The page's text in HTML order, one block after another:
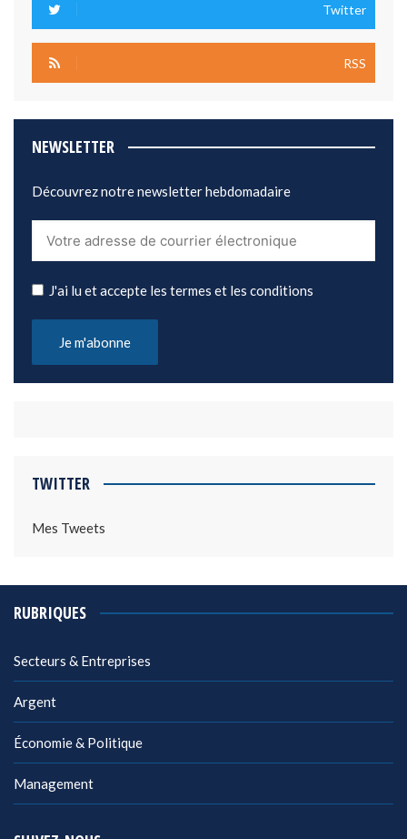
Twitter
RSS
NEWSLETTER
Découvrez notre newsletter hebdomadaire
J'ai lu et accepte les termes et les conditions
TWITTER
Mes Tweets
RUBRIQUES
Secteurs & Entreprises
Argent
Économie & Politique
Management